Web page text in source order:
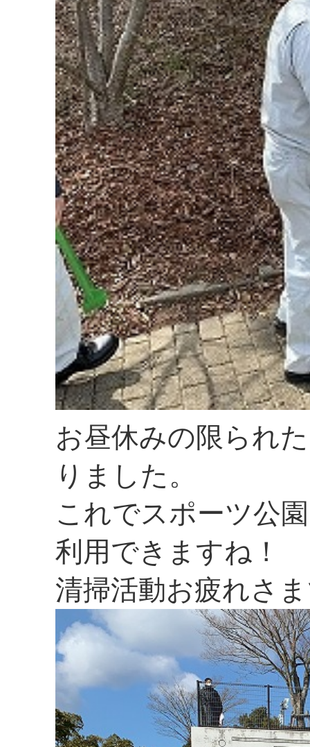
お昼休みの限られ
りました。
これでスポーツ公
利用できますね！
清掃活動お疲れさ